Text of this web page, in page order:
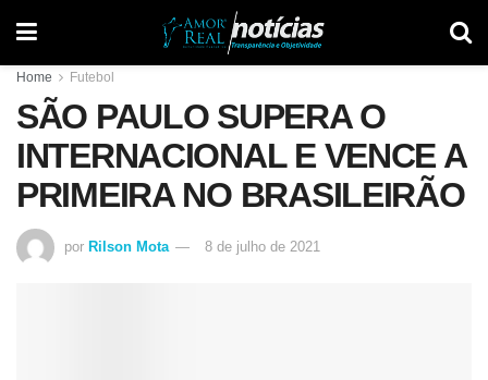
Home Futebol
SÃO PAULO SUPERA O
INTERNACIONAL E VENCE A
PRIMEIRA NO BRASILEIRÃO
por Rilson Mota 8 de julho de 2021